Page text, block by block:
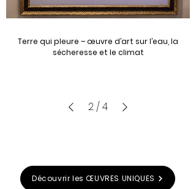
Terre qui pleure – œuvre d’art sur l’eau, la
sécheresse et le climat
2 /4
Découvrir les ŒUVRES UNIQUES